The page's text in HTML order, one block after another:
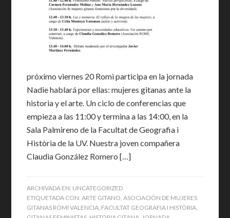
próximo viernes 20 Romi participa en la jornada
Nadie hablará por ellas: mujeres gitanas ante la
historia y el arte. Un ciclo de conferencias que
empieza a las 11:00 y termina a las 14:00, en la
Sala Palmireno de la Facultat de Geografia i
Història de la UV. Nuestra joven compañera
Claudia González Romero […]
ARCHIVADA EN: UNCATEGORIZED
ETIQUETADA CON:ARTE GITANO,ASOCIACIÓN DE MUJERES
GITANAS ROMI VALENCIA, FACULTAT GEOGRAFIA I HISTÒRIA,